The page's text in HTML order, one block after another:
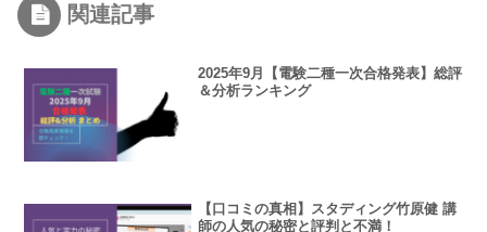
関連記事
2025年9月【電験二種一次合格発表】総評
＆分析ランキング
【口コミの真相】スタディング竹原健 講
師の人気の秘密と評判と不満！